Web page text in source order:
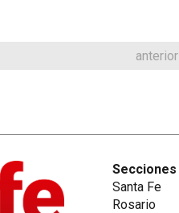
anterior
Secciones
Santa Fe
Rosario